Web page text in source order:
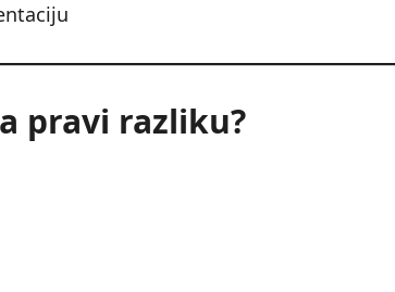
pravi razliku?